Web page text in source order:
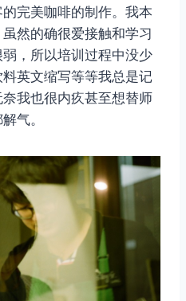
完美咖啡的制作。我本
然的确很爱接触和学习
，所以培训过程中没少
英文缩写等等我总是记
我也很内疚甚至想替师
气。